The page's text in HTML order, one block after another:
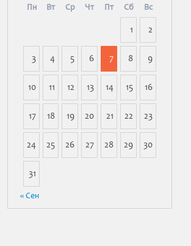
Пн
Вт Ср Чт Пт Сб Вс
1 2
3 4 5 6 7 8 9
10 11 12 13 14 15 16
17 18 19 20 21 22 23
24 25 26 27 28 29 30
31
« Сен